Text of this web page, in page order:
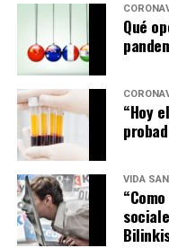
Qué
“Hoy
VIDA